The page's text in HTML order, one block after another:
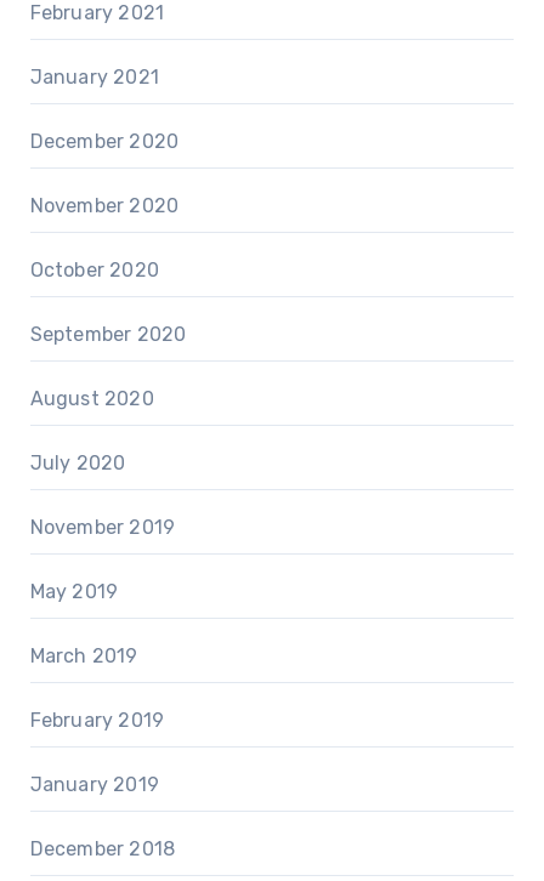
February 2021
January 2021
December 2020
November 2020
October 2020
September 2020
August 2020
July 2020
November 2019
May 2019
March 2019
February 2019
January 2019
December 2018